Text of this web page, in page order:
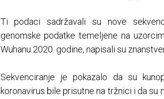
Ti podaci sadržavali su nove
genomske podatke temeljene na
Wuhanu 2020. godine, napisali su
Sekvenciranje je pokazalo da su
koronavirus bile prisutne na tržnici i da su